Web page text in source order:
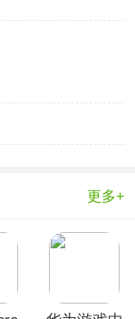
更多+